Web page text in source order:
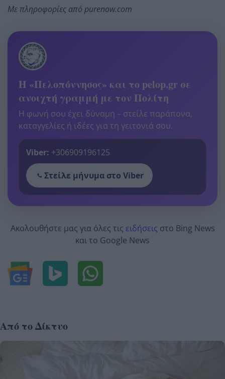
Με πληροφορίες από purenow.com
Η «Πελοπόννησος» και το pelop.gr σε
ανοιχτή γραμμή με τον Πολίτη
Η φωνή σου έχει δύναμη – στείλε παράπονα,
καταγγελίες ή ιδέες για τη γειτονιά σου.
Viber: +306909196125
Στείλε μήνυμα στο Viber
Ακολουθήστε μας για όλες τις ειδήσεις στο Bing News
και το Google News
Από το Δίκτυο